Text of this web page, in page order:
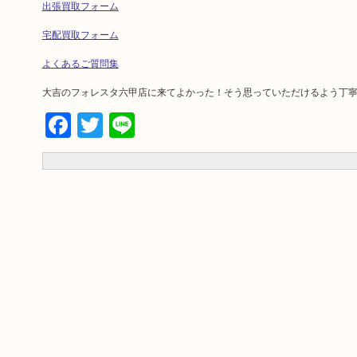
出張買取フォーム
宅配買取フォーム
よくあるご質問集
大吉のフォレスタ六甲店に来てよかった！そう思っていただけるよう丁
Facebook
Twitter
Line